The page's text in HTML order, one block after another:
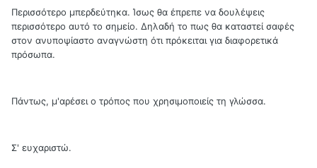
Περισσότερο μπερδεύτηκα. Ίσως θα έπρεπε να δουλέψεις
περισσότερο αυτό το σημείο. Δηλαδή το πως θα καταστεί σαφές
στον ανυποψίαστο αναγνώστη ότι πρόκειται για διαφορετικά
πρόσωπα.
Πάντως, μ'αρέσει ο τρόπος που χρησιμοποιείς τη γλώσσα.
Σ' ευχαριστώ.